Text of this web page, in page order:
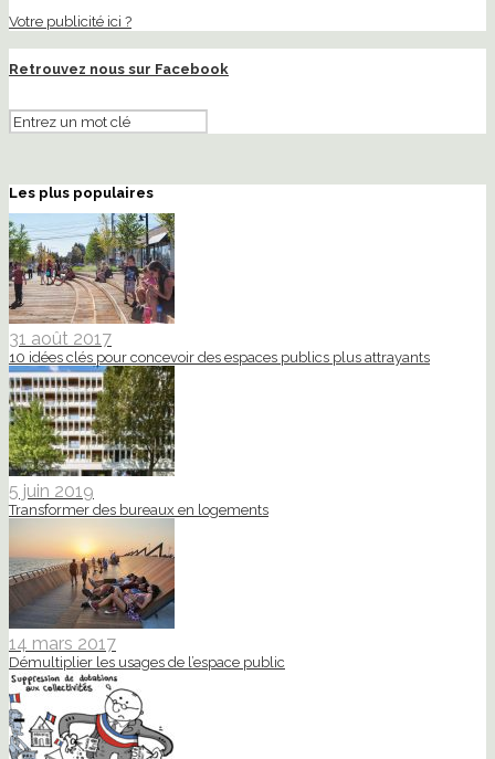
Votre publicité ici ?
Retrouvez nous sur Facebook
Les plus populaires
31 août 2017
10 idées clés pour concevoir des espaces publics plus attrayants
5 juin 2019
Transformer des bureaux en logements
14 mars 2017
Démultiplier les usages de l’espace public